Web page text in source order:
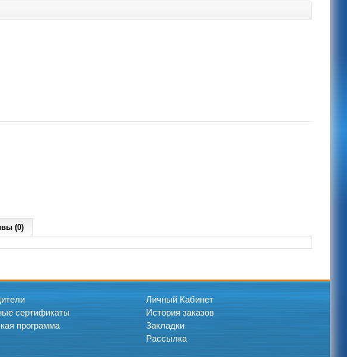
(0)
сертификаты
программа
Личный Кабинет
История заказов
Закладки
Рассылка